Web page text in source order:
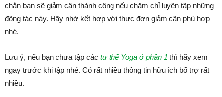
chắn bạn sẽ giảm cân thành công nếu chăm chỉ luyện tập những
động tác này. Hãy nhớ kết hợp với thực đơn giảm cân phù hợp
nhé.
Lưu ý, nếu bạn chưa tập các tư thế Yoga ở phần 1 thì hãy xem
ngay trước khi tập nhé. Có rất nhiều thông tin hữu ích bổ trợ rất
nhiều.